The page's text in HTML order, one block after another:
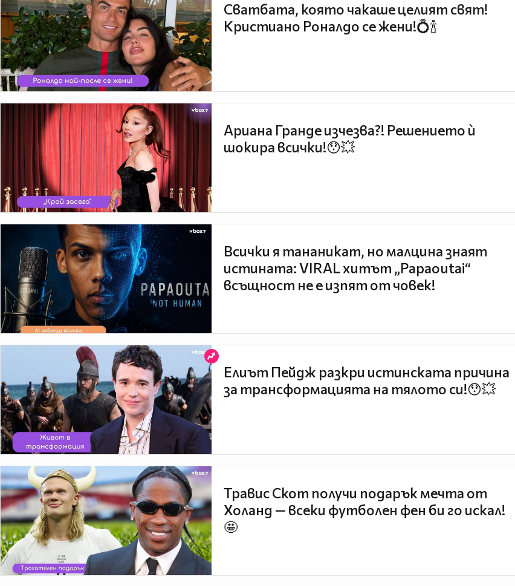
Сватбата, която чакаше целият свят!
Кристиано Роналдо се жени!💍🍾
Ариана Гранде изчезва?! Решението ѝ
шокира всички!😯💥
Всички я тананикат, но малцина знаят
истината: VIRAL хитът „Papaoutai“
всъщност не е изпят от човек!
Елиът Пейдж разкри истинската причина
за трансформацията на тялото си!😯💥
Травис Скот получи подарък мечта от
Холанд — всеки футболен фен би го искал!
🤩